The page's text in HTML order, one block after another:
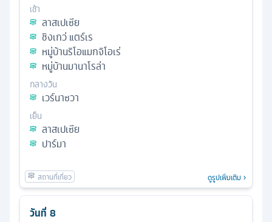
เช้า
ลาสเปเซีย
ชิงเกว่ แตร์เร
หมู่บ้านริโอแมกจิโอเร่
หมู่บ้านมานาโรล่า
กลางวัน
เวร์นาซวา
เย็น
ลาสเปเซีย
ปาร์มา
ดูรูปเพิ่มเติม
วันที่ 8